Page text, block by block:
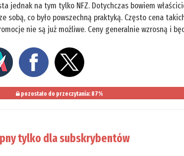
jednak na tym tylko NFZ. Dotychczas bowiem
sobą, co było powszechną praktyką. Często cena
nie są już możliwe. Ceny generalnie wzrosną i
pozostało do przeczytania: 87%
tylko dla subskrybentów